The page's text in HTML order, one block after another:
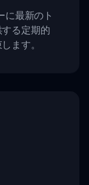
最新のト
る定期的
ます。